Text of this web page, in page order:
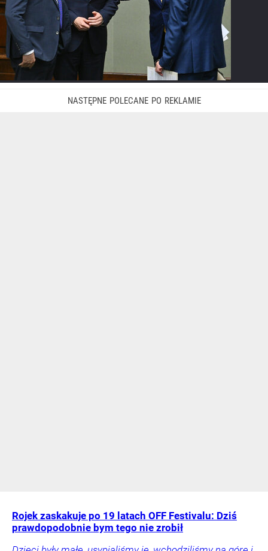
Rojek zaskakuje po 19 latach OFF Festivalu: Dziś
prawdopodobnie bym tego nie zrobił